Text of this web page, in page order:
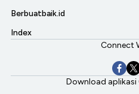
Berbuatbaik.id
Index
Connect
Download aplikasi